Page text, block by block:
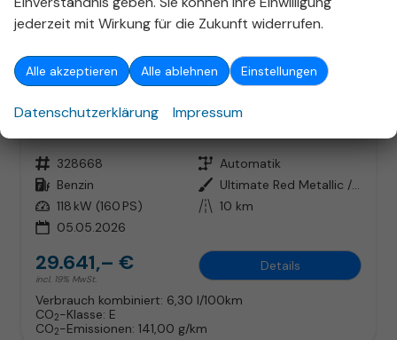
ab 190,– € mtl.
Select MHEV DCT Nav Privacy 18Z TotW Keyl
Fahrzeugnr. 328668 Getriebe Automatik
Kraftstoff Benzin Außenfarbe
Ultimate Red Metallic / Dachfarb
Leistung 118 kW (160 PS) Kilometerstand 10 km
05.05.2026
29.641,– €
incl. 19% MwSt.
Details
Verbrauch kombiniert: 6,30 l/100km
CO2-Klasse: E
CO2-Emissionen: 141,00 g/km
jederzeit mit Wirkung für die Zukunft widerrufen.
Alle akzeptieren Alle ablehnen Einstellungen
Datenschutzerklärung Impressum